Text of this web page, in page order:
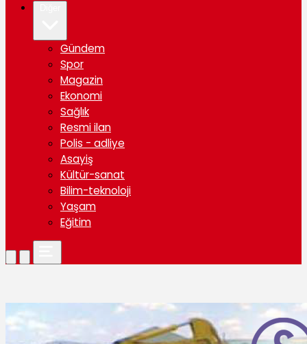
Gündem
Spor
Magazin
Ekonomi
Sağlık
Resmi ilan
Polis - adliye
Asayiş
Kültür-sanat
Bilim-teknoloji
Yaşam
Eğitim